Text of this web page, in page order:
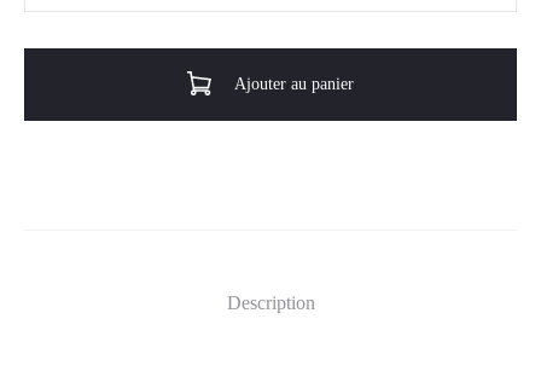
Ajouter au panier
Description